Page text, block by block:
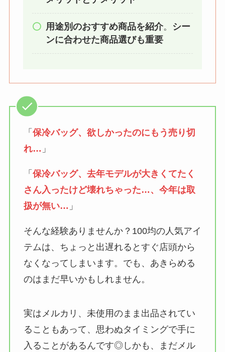
用途別のおすすめ商品を紹介。
シー
ンに合わせた商品選びも重要
「 保冷バッグ、欲しかったのにもう売り切
れ… 」
「 保冷バッグ、去年モデルが大きくてたく
さん入ったけど壊れちゃった…、今年は取
扱が無い… 」
そんな経験ありませんか？100均の人気アイ
テムは、ちょっと出遅れるとすぐ店頭から
なくなってしまいます。でも、あきらめる
のはまだ早いかもしれません。
実はメルカリ、未使用のまま出品されてい
ることもあって、思わぬタイミングで手に
入ることがあるんです◎しかも、まだメル